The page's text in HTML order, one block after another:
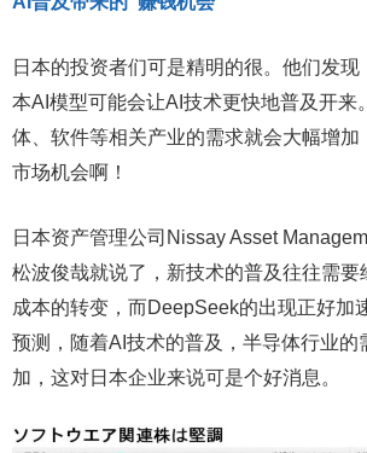
日本的投资者们可是精明的很。他们发
本AI模型可能会让AI技术更快地普及开来
体、软件等相关产业的需求就会大幅增加
市场机会啊！
日本资产管理公司Nissay Asset
松波俊哉就说了，新技术的普及往往需要
成本的转变，而DeepSeek的出现正好加
预测，随着AI技术的普及，半导体行业的
加，这对日本企业来说可是个好消息。